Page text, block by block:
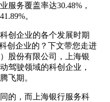
服务覆盖率达30.48%，
。
创企业的各个发展时期
创企业的？下文带您走进
股份有限公司，上海银
驾驶领域的科创企业，
飞期。
的，而上海银行服务科